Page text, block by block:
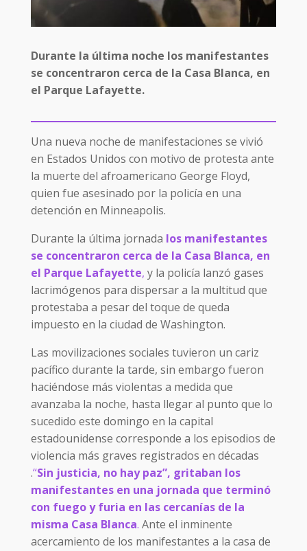
Durante la última noche los manifestantes
se concentraron cerca de la Casa Blanca, en
el Parque Lafayette.
Una nueva noche de manifestaciones se vivió
en Estados Unidos con motivo de protesta ante
la muerte del afroamericano George Floyd,
quien fue asesinado por la policía en una
detención en Minneapolis.
Durante la última jornada los manifestantes
se concentraron cerca de la Casa Blanca, en
el Parque Lafayette, y la policía lanzó gases
lacrimógenos para dispersar a la multitud que
protestaba a pesar del toque de queda
impuesto en la ciudad de Washington.
Las movilizaciones sociales tuvieron un cariz
pacífico durante la tarde, sin embargo fueron
haciéndose más violentas a medida que
avanzaba la noche, hasta llegar al punto que lo
sucedido este domingo en la capital
estadounidense corresponde a los episodios de
violencia más graves registrados en décadas
.“Sin justicia, no hay paz”, gritaban los
manifestantes en una jornada que terminó
con fuego y furia en las cercanías de la
misma Casa Blanca. Ante el inminente
acercamiento de los manifestantes a la casa de